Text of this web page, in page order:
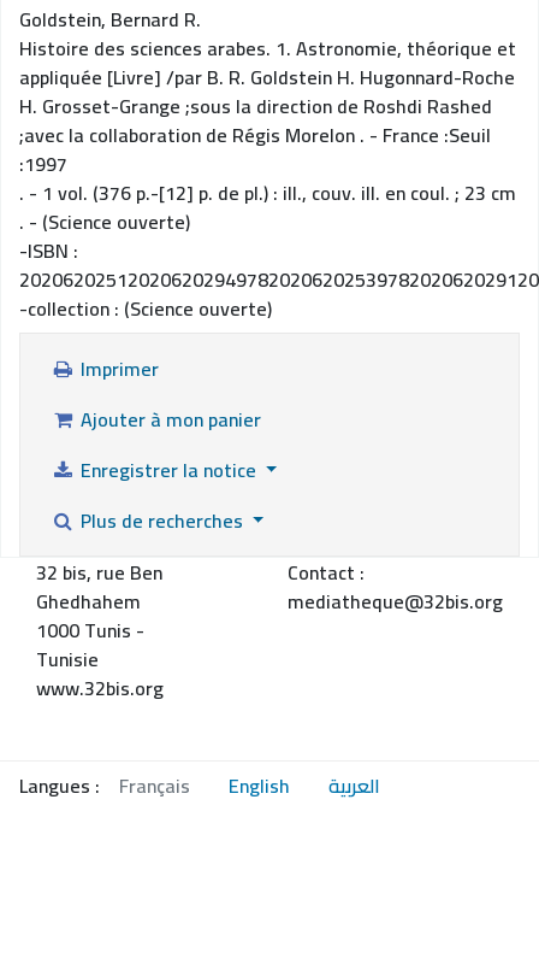
Goldstein, Bernard R.
Histoire des sciences arabes. 1. Astronomie, théorique et
appliquée [Livre] /par B. R. Goldstein H. Hugonnard-Roche
H. Grosset-Grange ;sous la direction de Roshdi Rashed
;avec la collaboration de Régis Morelon . - France :Seuil
:1997
. - 1 vol. (376 p.-[12] p. de pl.) : ill., couv. ill. en coul. ; 23 cm
. - (Science ouverte)
-ISBN :
-collection : (Science ouverte)
Imprimer
Ajouter à mon panier
Enregistrer la notice
Plus de recherches
32 bis, rue Ben
Ghedhahem
1000 Tunis -
Tunisie
www.32bis.org
Contact :
mediatheque@32bis.org
Langues : Français English العربية